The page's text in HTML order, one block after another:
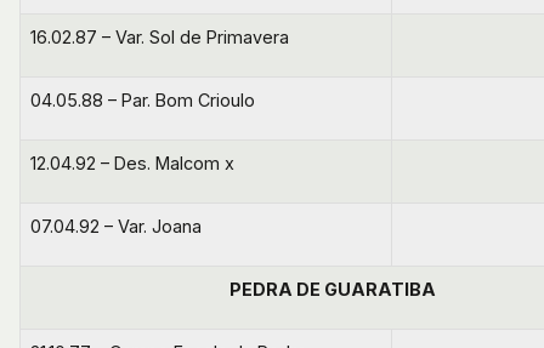
16.02.87 – Var. Sol de Primavera
04.05.88 – Par. Bom Crioulo
12.04.92 – Des. Malcom x
07.04.92 – Var. Joana
PEDRA DE GUARATIBA